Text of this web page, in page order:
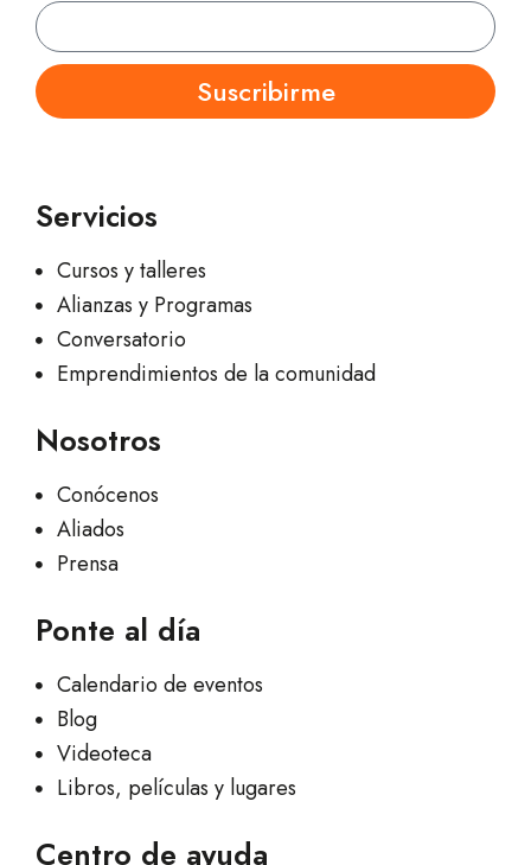
Suscribirme
Servicios
Cursos y talleres
Alianzas y Programas
Conversatorio
Emprendimientos de la comunidad
Nosotros
Conócenos
Aliados
Prensa
Ponte al día
Calendario de eventos
Blog
Videoteca
Libros, películas y lugares
Centro de ayuda